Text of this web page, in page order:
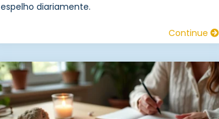
espelho diariamente.
Continue